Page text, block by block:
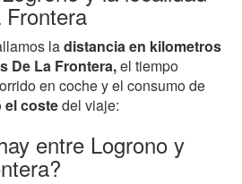
ladistancia en kilometros
De La Frontera,el tiempo
en coche y el consumo de
el costedel viaje:
entre Logrono y